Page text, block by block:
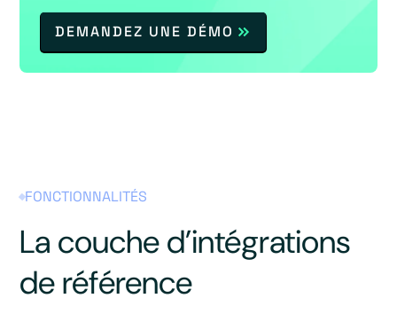
DEMANDEZ UNE DÉMO
FONCTIONNALITÉS
La couche d’intégrations
de référence